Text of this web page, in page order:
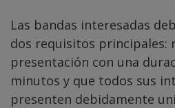
Las bandas interesadas
dos requisitos principales:
presentación con una
minutos y que todos sus
presenten debidamente